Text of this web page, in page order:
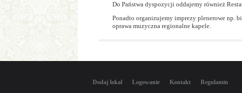
Do Państwa dyspozycji oddajemy również
Ponadto organizujemy imprezy plenerowe np.
oprawa muzyczna regionalne kapele.
Dodaj lokal Logowanie Kontakt Regulamin